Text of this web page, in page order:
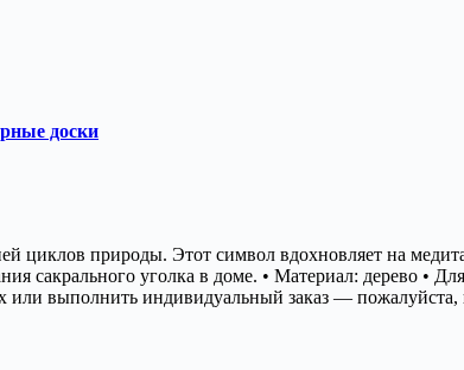
доски
циклов природы. Этот символ вдохновляет на
сакрального уголка в доме. • Материал: дерево •
или выполнить индивидуальный заказ —